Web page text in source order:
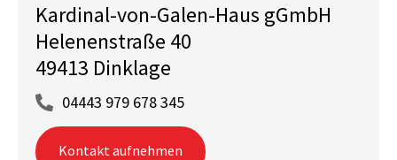
Kardinal-von-Galen-Haus gGmbH
Helenenstraße 40
49413 Dinklage
04443 979 678 345
Kontakt aufnehmen